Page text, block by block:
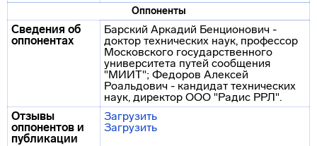
Оппоненты
Сведения об
оппонентах
Барский Аркадий Бенционович -
доктор технических наук, профессор
Московского государственного
университета путей сообщения
"МИИТ"; Федоров Алексей
Роальдович - кандидат технических
наук, директор ООО "Радис РРЛ".
Отзывы
оппонентов и
публикации
Загрузить
Загрузить